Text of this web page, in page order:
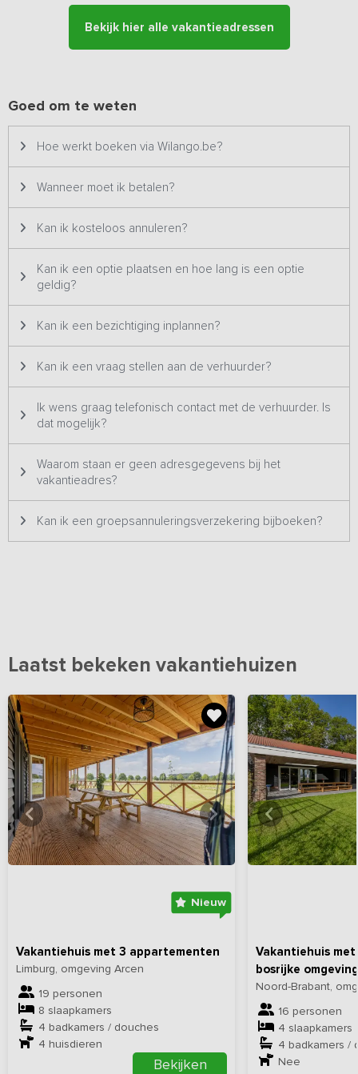
Zodra je de tuindeuren opent, kun je heerlijk genieten van je
in en kom je volledig tot rust in de prachtige natuur.
Let op: een optie of kijkafspraak is bij dit vakantieadres niet
mogelijk.
Bekijk hier alle vakantieadressen
Goed om te weten
Hoe werkt boeken via Wilango.be?
Wanneer moet ik betalen?
Kan ik kosteloos annuleren?
Kan ik een optie plaatsen en hoe lang is een optie
geldig?
Kan ik een bezichtiging inplannen?
Kan ik een vraag stellen aan de verhuurder?
Ik wens graag telefonisch contact met de verhuurder. Is
dat mogelijk?
Waarom staan er geen adresgegevens bij het
vakantieadres?
Kan ik een groepsannuleringsverzekering bijboeken?
Laatst bekeken vakantiehuizen
Nieuw
Vakantiehuis met 3 appartementen
Limburg, omgeving Arcen
19 personen
8 slaapkamers
4 badkamers / douches
4 huisdieren
Bekijken
Bekijkhieralle foto's
Vakantiehuis
bosrijke omgeving
Noord-Brabant,
16 personen
4 slaapkamers
4 badkamers /
Nee
Bekijk